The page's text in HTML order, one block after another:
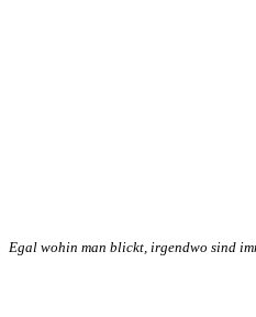
Egal wohin man blickt, irgendwo sind